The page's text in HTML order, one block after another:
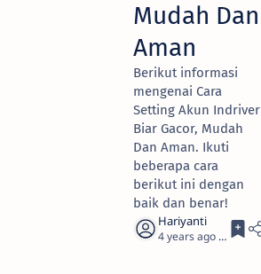
Mudah Dan
Aman
Berikut informasi
mengenai Cara
Setting Akun Indriver
Biar Gacor, Mudah
Dan Aman. Ikuti
beberapa cara
berikut ini dengan
baik dan benar!
4 years ago 3